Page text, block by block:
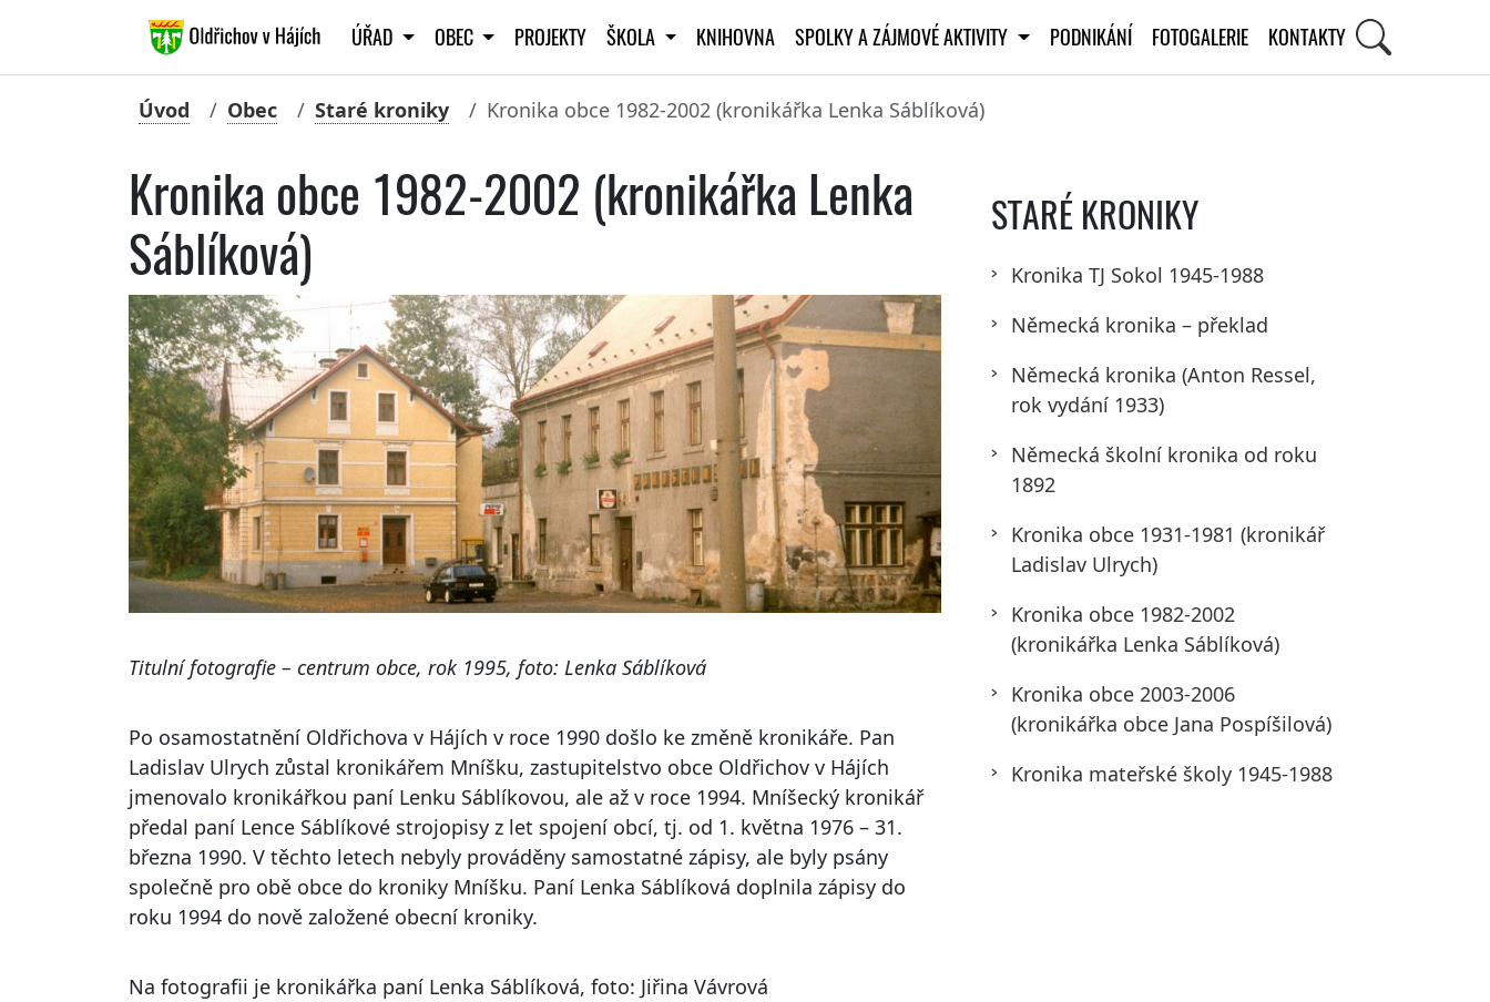
ÚŘAD OBEC PROJEKTY ŠKOLA KNIHOVNA SPOLKY A ZÁJMOVÉ AKTIVITY PODNIKÁNÍ FOTOGALERIE KONTAKTY
Úvod Obec Staré kroniky Kronika obce 1982-2002 (kronikářka Lenka Sáblíková)
Kronika obce 1982-2002 (kronikářka Lenka
Sáblíková)
Titulní fotografie – centrum obce, rok 1995, foto: Lenka Sáblíková
Po osamostatnění Oldřichova v Hájích v roce 1990 došlo ke změně kronikáře. Pan
Ladislav Ulrych zůstal kronikářem Mníšku, zastupitelstvo obce Oldřichov v Hájích
jmenovalo kronikářkou paní Lenku Sáblíkovou, ale až v roce 1994. Mníšecký kronikář
předal paní Lence Sáblíkové strojopisy z let spojení obcí, tj. od 1. května 1976 – 31.
března 1990. V těchto letech nebyly prováděny samostatné zápisy, ale byly psány
společně pro obě obce do kroniky Mníšku. Paní Lenka Sáblíková doplnila zápisy do
roku 1994 do nově založené obecní kroniky.
Na fotografii je kronikářka paní Lenka Sáblíková, foto: Jiřina Vávrová
STARÉ KRONIKY
Kronika TJ Sokol 1945-1988
Německá kronika – překlad
Německá kronika (Anton Ressel,
rok vydání 1933)
Německá školní kronika od roku
1892
Kronika obce 1931-1981 (kronikář
Ladislav Ulrych)
Kronika obce 1982-2002
(kronikářka Lenka Sáblíková)
Kronika obce 2003-2006
(kronikářka obce Jana Pospíšilová)
Kronika mateřské školy 1945-1988